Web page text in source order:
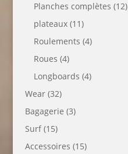
Planches complètes (12)
plateaux (11)
Roulements (4)
Roues (4)
Longboards (4)
Wear (32)
Bagagerie (3)
Surf (15)
Accessoires (15)